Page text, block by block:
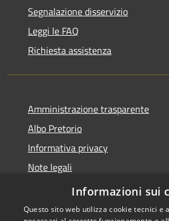
Segnalazione disservizio
Leggi le FAQ
Richiesta assistenza
Amministrazione trasparente
Albo Pretorio
Informativa privacy
Note legali
Dichiarazione di accessibilità
Informazioni sui
Questo sito web utilizza cookie tecnici e